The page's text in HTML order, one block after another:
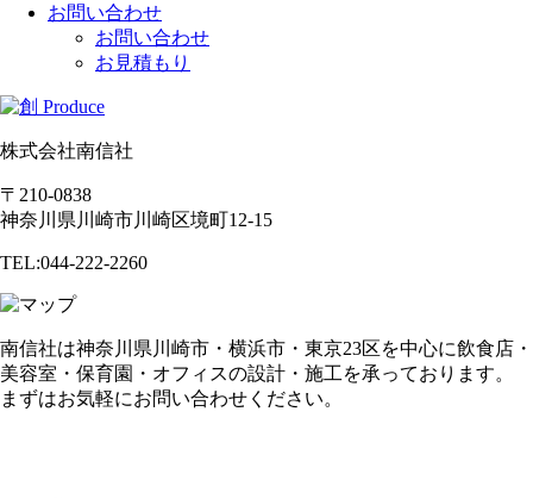
お問い合わせ
お問い合わせ
お見積もり
株式会社南信社
〒210-0838
神奈川県川崎市川崎区境町12-15
TEL:044-222-2260
南信社は神奈川県川崎市・横浜市・東京23区を中心に飲食店・
美容室・保育園・オフィスの設計・施工を承っております。
まずはお気軽にお問い合わせください。